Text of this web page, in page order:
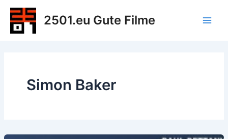
Zum
Inhalt
springen
2501.eu Gute Filme
Simon Baker